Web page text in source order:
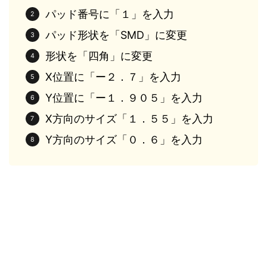
パッド番号に「１」を入力
パッド形状を「SMD」に変更
形状を「四角」に変更
X位置に「ー２．７」を入力
Y位置に「ー１．９０５」を入力
X方向のサイズ「１．５５」を入力
Y方向のサイズ「０．６」を入力